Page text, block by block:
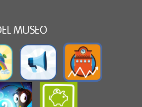
MUSEO